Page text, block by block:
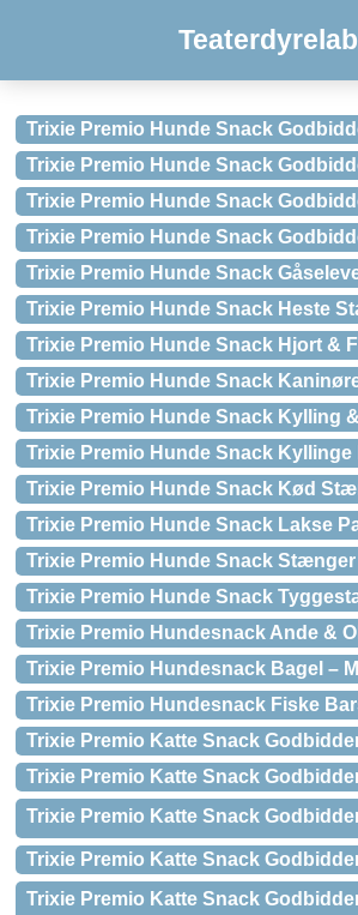
Teaterdyrelab
Trixie Premio Hunde Snack
Trixie Premio Hunde Snack
Trixie Premio Hunde Snack
Trixie Premio Hunde Snack
Trixie Premio Hunde Snack
Trixie Premio Hunde Snack Heste
Trixie Premio Hunde Snack Hjort &
Trixie Premio Hunde Snack
Trixie Premio Hunde Snack Kylling
Trixie Premio Hunde Snack
Trixie Premio Hunde Snack Kød
Trixie Premio Hunde Snack Lakse
Trixie Premio Hunde Snack
Trixie Premio Hunde Snack
Trixie Premio Hundesnack Ande &
Trixie Premio Hundesnack Bagel –
Trixie Premio Hundesnack Fiske
Trixie Premio Katte Snack
Trixie Premio Katte Snack
Trixie Premio Katte Snack
Trixie Premio Katte Snack
Trixie Premio Katte Snack